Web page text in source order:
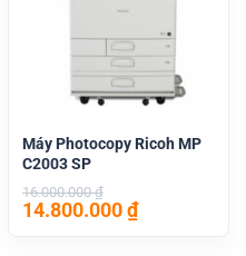
Máy Photocopy Ricoh MP
C2003 SP
16.000.000₫
Giá
14.800.000₫Giá
hiện